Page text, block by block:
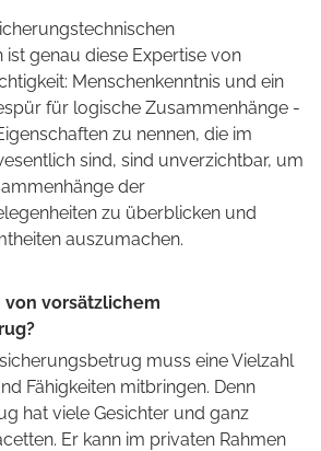
genau diese Expertise von
Menschenkenntnis und ein
für logische Zusammenhänge -
zu nennen, die im
sind, sind unverzichtbar, um
der
zu überblicken und
auszumachen.
von vorsätzlichem
muss eine Vielzahl
Fähigkeiten mitbringen. Denn
hat viele Gesichter und ganz
Er kann im privaten Rahmen